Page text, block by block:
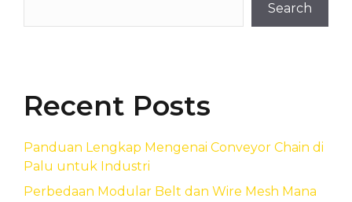
Search
Recent Posts
Panduan Lengkap Mengenai Conveyor Chain di
Palu untuk Industri
Perbedaan Modular Belt dan Wire Mesh Mana